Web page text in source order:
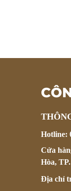
Hotline:
Cửa
Hòa,
Địa chỉ